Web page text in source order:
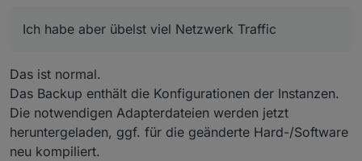
Ich habe aber übelst viel Netzwerk Traffic
Das ist normal.
Das Backup enthält die Konfigurationen der Instanzen.
Die notwendigen Adapterdateien werden jetzt
heruntergeladen, ggf. für die geänderte Hard-/Software
neu kompiliert.